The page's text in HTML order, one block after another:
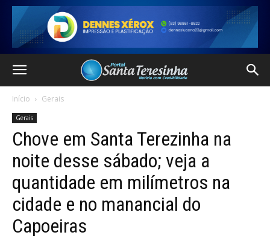
Início Gerais
Gerais
Chove em Santa Terezinha na
noite desse sábado; veja a
quantidade em milímetros na
cidade e no manancial do
Capoeiras